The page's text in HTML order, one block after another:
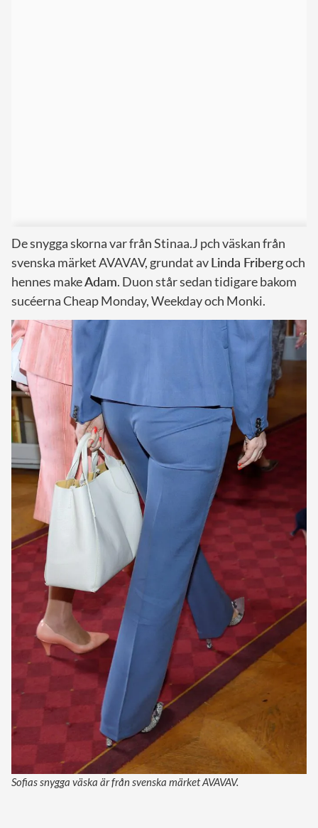
De snygga skorna var från Stinaa.J pch väskan från
svenska märket AVAVAV, grundat avLinda Fribergoch
hennes makeAdam. Duon står sedan tidigare bakom
sucéerna Cheap Monday, Weekday och Monki.
Sofias snygga väska är från svenska märket AVAVAV.